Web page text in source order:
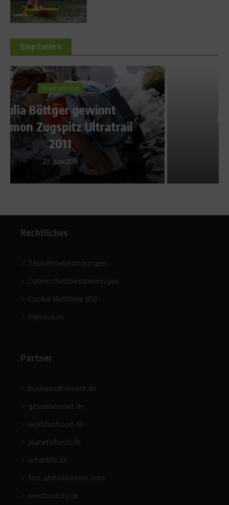
Empfohlen
Ratgeber Gesundheit
Richtig Sitzen gegen
Rückenschmerzen
7. Juli 2010
Rechtliches
Teilnahmebedingungen
Datenschutzbestimmungen
Cookie-Richtlinie (EU)
Impressum
Partner
businessandmore.de
gesuendernet.de
worldsoffood.de
planetoftech.de
urbanlife.de
fast-and-luxurious.com
newfoodcity.de